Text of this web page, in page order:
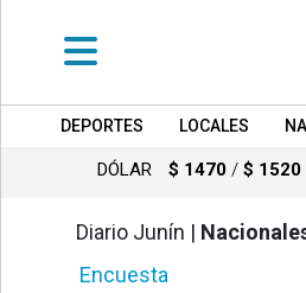
DEPORTES
LOCALES
DEPORTES LOCALES
DÓLAR $ 1470 / $ 1520
Diario Junín |
Encuesta